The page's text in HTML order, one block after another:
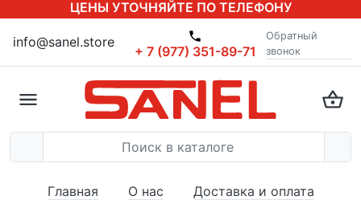
ЦЕНЫ УТОЧНЯЙТЕ ПО ТЕЛЕФОНУ
info@sanel.store
+ 7 (977) 351-89-71
Обратный
звонок
Главная О нас
Доставка и оплата